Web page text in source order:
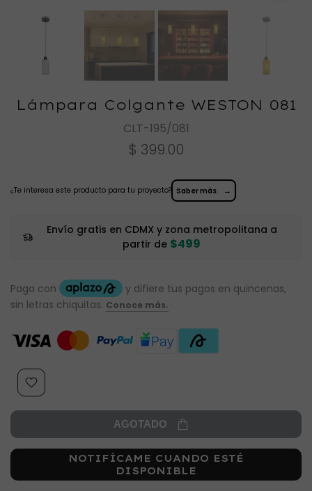
Lámpara Colgante WESTON 081
CLT-195/081
$ 399.00
¿Te interesa este producto para tu proyecto? Saber más →
Envío gratis en CDMX y zona metropolitana a
partir de $499
AGOTADO
NOTIFÍCAME CUANDO ESTÉ
DISPONIBLE